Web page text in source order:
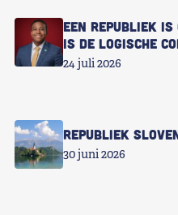
Een republiek
is de logische
24 juli 2026
Republiek
30 juni 2026